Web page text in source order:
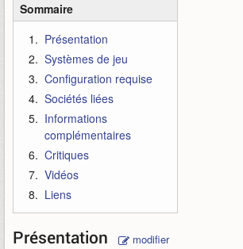
Sommaire
Présentation
Systèmes de jeu
Configuration requise
Sociétés liées
Informations
complémentaires
Critiques
Vidéos
Liens
Présentation modifier